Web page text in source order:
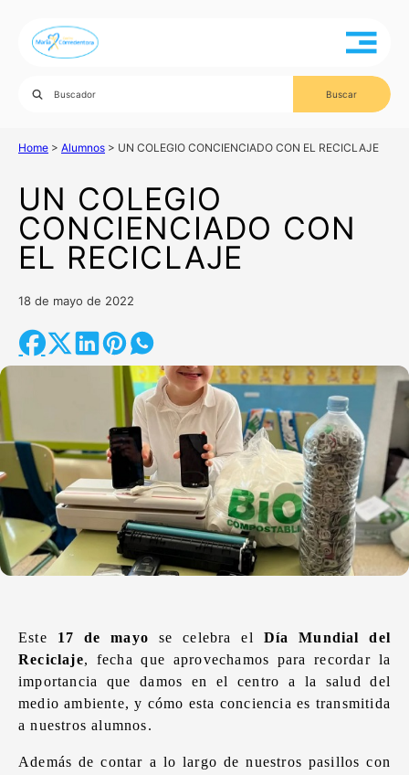
Home > Alumnos > UN COLEGIO CONCIENCIADO CON EL RECICLAJE
UN COLEGIO
CONCIENCIADO CON
EL RECICLAJE
18 de mayo de 2022
Este 17 de mayo se celebra el Día Mundial del
Reciclaje, fecha que aprovechamos para recordar la
importancia que damos en el centro a la salud del
medio ambiente, y cómo esta conciencia es transmitida
a nuestros alumnos.
Además de contar a lo largo de nuestros pasillos con